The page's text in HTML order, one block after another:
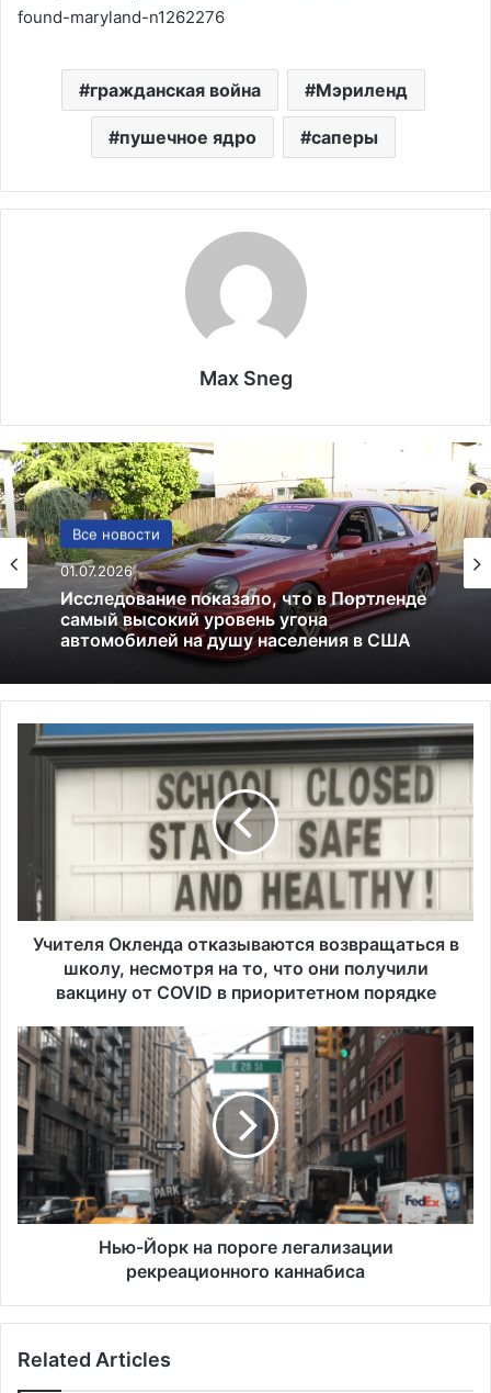
found-maryland-n1262276
гражданская война Мэриленд
пушечное ядро саперы
Max Sneg
Все новости
01.07.2026
Исследование показало, что в Портленде
самый высокий уровень угона
автомобилей на душу населения в США
США
13.06.2025
Америка имеет огромный избыток сыра
к
а
о
т
к
з
ы
а
я
о
Учителя Окленда отказываются возвращаться в
школу, несмотря на то, что они получили
вакцину от COVID в приоритетном порядке
Н
ь
ю
-
о
к
н
г
Нью-Йорк на пороге легализации
рекреационного каннабиса
Related Articles